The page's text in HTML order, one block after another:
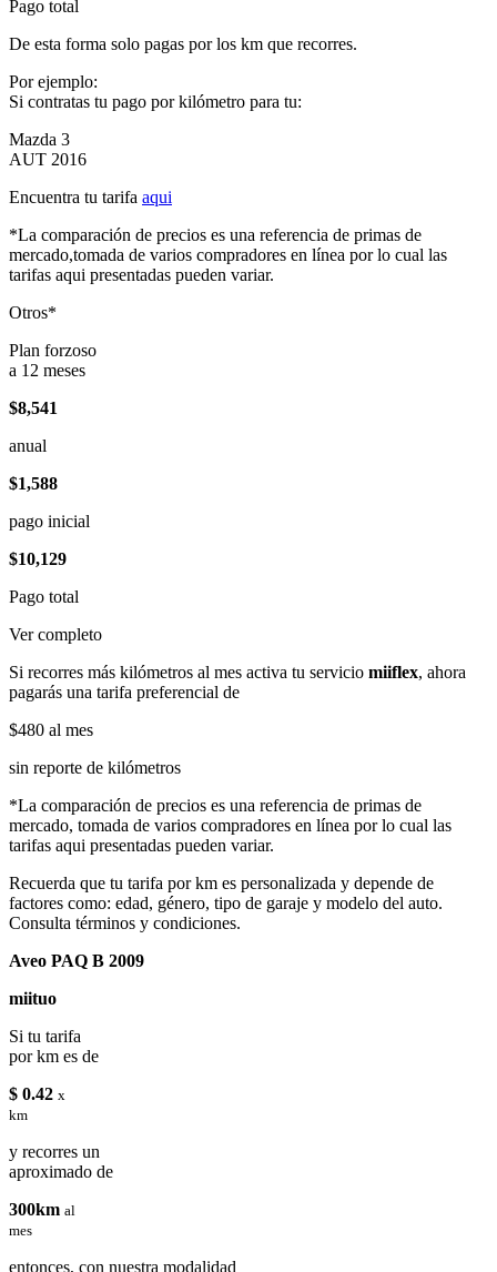
Pago total
De esta forma solo pagas por los km que recorres.
Por ejemplo:
Si contratas tu pago por kilómetro para tu:
Mazda 3
AUT 2016
Encuentra tu tarifa aqui
*La comparación de precios es una referencia de primas de
mercado,tomada de varios compradores en línea por lo cual las
tarifas aqui presentadas pueden variar.
Otros*
Plan forzoso
a 12 meses
$8,541
anual
$1,588
pago inicial
$10,129
Pago total
Ver completo
Si recorres más kilómetros al mes activa tu servicio miiflex, ahora
pagarás una tarifa preferencial de
$480 al mes
sin reporte de kilómetros
*La comparación de precios es una referencia de primas de
mercado, tomada de varios compradores en línea por lo cual las
tarifas aqui presentadas pueden variar.
Recuerda que tu tarifa por km es personalizada y depende de
factores como: edad, género, tipo de garaje y modelo del auto.
Consulta términos y condiciones.
Aveo PAQ B 2009
miituo
Si tu tarifa
por km es de
$ 0.42 x
km
y recorres un
aproximado de
300km al
mes
entonces, con nuestra modalidad